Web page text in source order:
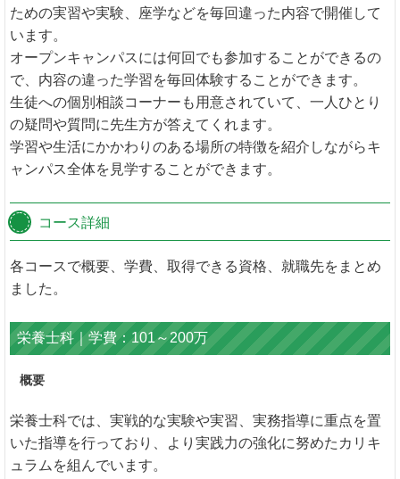
ための実習や実験、座学などを毎回違った内容で開催して
います。
オープンキャンパスには何回でも参加することができるの
で、内容の違った学習を毎回体験することができます。
生徒への個別相談コーナーも用意されていて、一人ひとり
の疑問や質問に先生方が答えてくれます。
学習や生活にかかわりのある場所の特徴を紹介しながらキ
ャンパス全体を見学することができます。
コース詳細
各コースで概要、学費、取得できる資格、就職先をまとめ
ました。
栄養士科｜学費：101～200万
概要
栄養士科では、実戦的な実験や実習、実務指導に重点を置
いた指導を行っており、より実践力の強化に努めたカリキ
ュラムを組んでいます。